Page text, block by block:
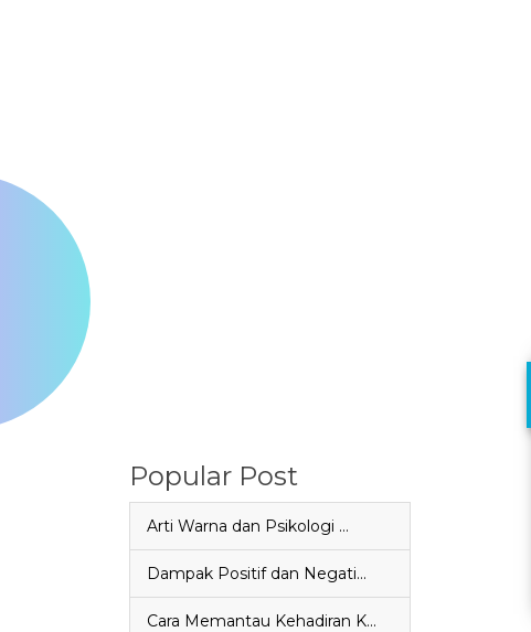
Popular Post
Arti Warna dan Psikologi …
Dampak Positif dan Negati…
Cara Memantau Kehadiran K…